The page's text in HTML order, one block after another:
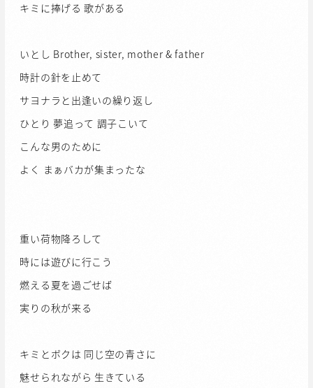
キミに捧げる 歌がある
いとし Brother, sister, mother & father
時計の針を止めて
サヨナラと出逢いの繰り返し
ひとり 夢追って 調子こいて
こんな男のために
よく まぁバカが集まったな
重い荷物降ろして
時には遊びに行こう
燃える夏を過ごせば
実りの秋が来る
キミとボクは 同じ空の青さに
魅せられながら 生きている